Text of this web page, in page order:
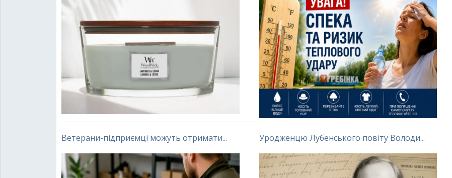
Ветерани-підприємці можуть отримати... Уродженцю Лубенського повіту Володи...